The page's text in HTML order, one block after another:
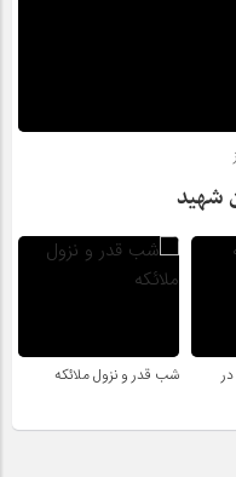
شهید
شب قدر و نزول ملائکه